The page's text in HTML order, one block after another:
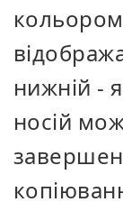
нижній -
носій